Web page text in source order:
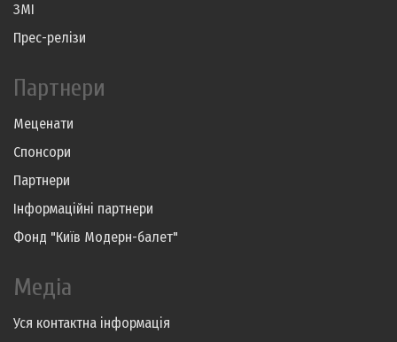
ЗМІ
Прес-релізи
Партнери
Меценати
Спонсори
Партнери
Інформаційні партнери
Фонд "Київ Модерн-балет"
Медіа
Уся контактна інформація